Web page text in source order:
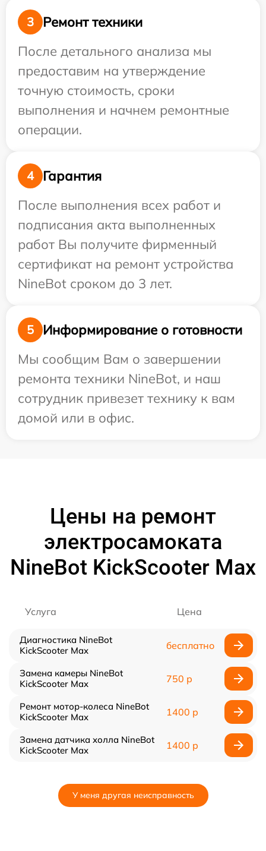
3
Ремонт техники
После детального анализа мы
предоставим на утверждение
точную стоимость, сроки
выполнения и начнем ремонтные
операции.
4
Гарантия
После выполнения всех работ и
подписания акта выполненных
работ Вы получите фирменный
сертификат на ремонт устройства
NineBot сроком до 3 лет.
5
Информирование о готовности
Мы сообщим Вам о завершении
ремонта техники NineBot, и наш
сотрудник привезет технику к вам
домой или в офис.
Цены на ремонт
электросамоката
NineBot KickScooter Max
Услуга Цена
Диагностика NineBot
KickScooter Max
бесплатно
Замена камеры NineBot
KickScooter Max
750 р
Ремонт мотор-колеса NineBot
KickScooter Max
1400 р
Замена датчика холла NineBot
KickScooter Max
1400 р
У меня другая неисправность